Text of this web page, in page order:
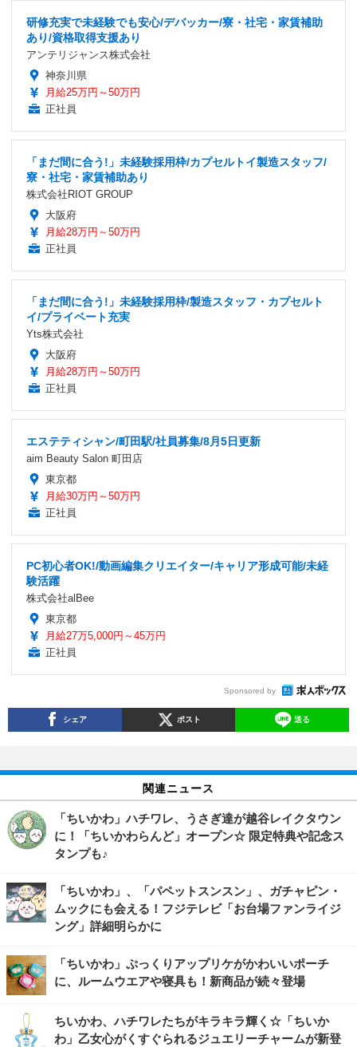
研修充実で未経験でも安心/デバッカー/寮・社宅・家賃補助
あり/資格取得支援あり
アンテリジャンス株式会社
神奈川県
月給25万円～50万円
正社員
「まだ間に合う!」未経験採用枠/カプセルトイ製造スタッフ/
寮・社宅・家賃補助あり
株式会社RIOT GROUP
大阪府
月給28万円～50万円
正社員
「まだ間に合う!」未経験採用枠/製造スタッフ・カプセルト
イ/プライベート充実
Yts株式会社
大阪府
月給28万円～50万円
正社員
エステティシャン/町田駅/社員募集/8月5日更新
aim Beauty Salon 町田店
東京都
月給30万円～50万円
正社員
PC初心者OK!/動画編集クリエイター/キャリア形成可能/未経
験活躍
株式会社alBee
東京都
月給27万5,000円～45万円
正社員
Sponsored by
シェア ポスト 送る
関連ニュース
「ちいかわ」ハチワレ、うさぎ達が越谷レイクタウン
に！「ちいかわらんど」オープン☆ 限定特典や記念ス
タンプも♪
「ちいかわ」、「パペットスンスン」、ガチャピン・
ムックにも会える！フジテレビ「お台場ファンライジ
ング」詳細明らかに
「ちいかわ」ぷっくりアップリケがかわいいポーチ
に、ルームウエアや寝具も！新商品が続々登場
ちいかわ、ハチワレたちがキラキラ輝く☆「ちいか
わ」乙女心がくすぐられるジュエリーチャームが新登